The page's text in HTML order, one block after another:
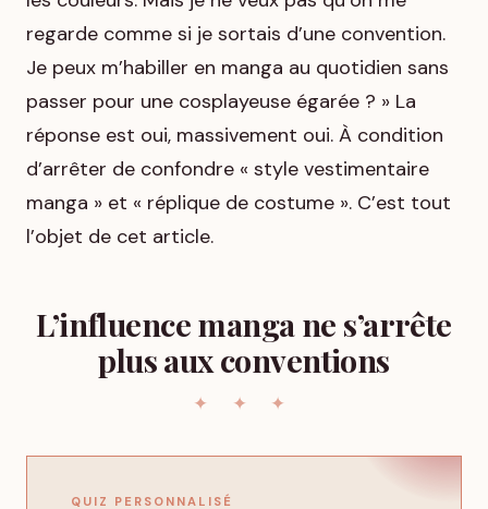
regarde comme si je sortais d’une convention.
Je peux m’habiller en manga au quotidien sans
passer pour une cosplayeuse égarée ? » La
réponse est oui, massivement oui. À condition
d’arrêter de confondre « style vestimentaire
manga » et « réplique de costume ». C’est tout
l’objet de cet article.
L’influence manga ne s’arrête
plus aux conventions
QUIZ PERSONNALISÉ